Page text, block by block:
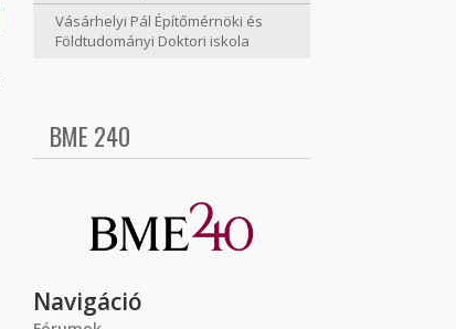
Vásárhelyi Pál Építőmérnöki és
Földtudományi Doktori iskola
BME 240
Navigáció